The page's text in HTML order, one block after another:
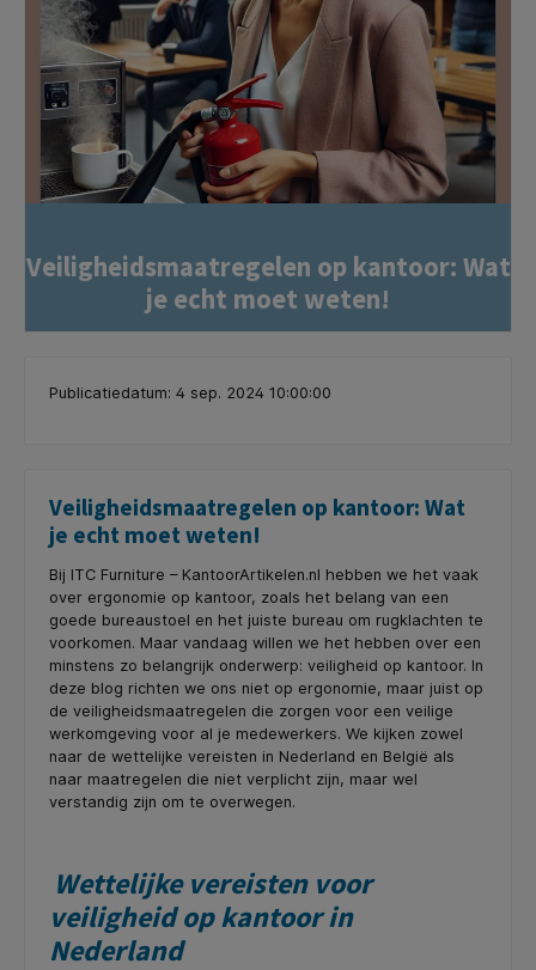
Veiligheidsmaatregelen op kantoor: Wat
je echt moet weten!
Publicatiedatum: 4 sep. 2024 10:00:00
Veiligheidsmaatregelen op kantoor: Wat
je echt moet weten!
Bij ITC Furniture – KantoorArtikelen.nl hebben we het vaak
over ergonomie op kantoor, zoals het belang van een
goede bureaustoel en het juiste bureau om rugklachten te
voorkomen. Maar vandaag willen we het hebben over een
minstens zo belangrijk onderwerp: veiligheid op kantoor. In
deze blog richten we ons niet op ergonomie, maar juist op
de veiligheidsmaatregelen die zorgen voor een veilige
werkomgeving voor al je medewerkers. We kijken zowel
naar de wettelijke vereisten in Nederland en België als
naar maatregelen die niet verplicht zijn, maar wel
verstandig zijn om te overwegen.
Wettelijke vereisten voor
veiligheid op kantoor in
Nederland